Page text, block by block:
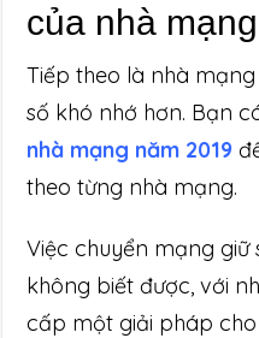
của nhà
Tiếp theo là nhà
số khó nhớ hơn. Bạn
nhà mạng năm 2019
theo từng nhà mạng.
Việc chuyển mạng
không biết được, với
cấp một giải pháp